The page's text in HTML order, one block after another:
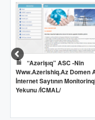
“Azərişıq” ASC -nin
Domen Adlı
Saytının Monitorinqinin
/İCMAL/